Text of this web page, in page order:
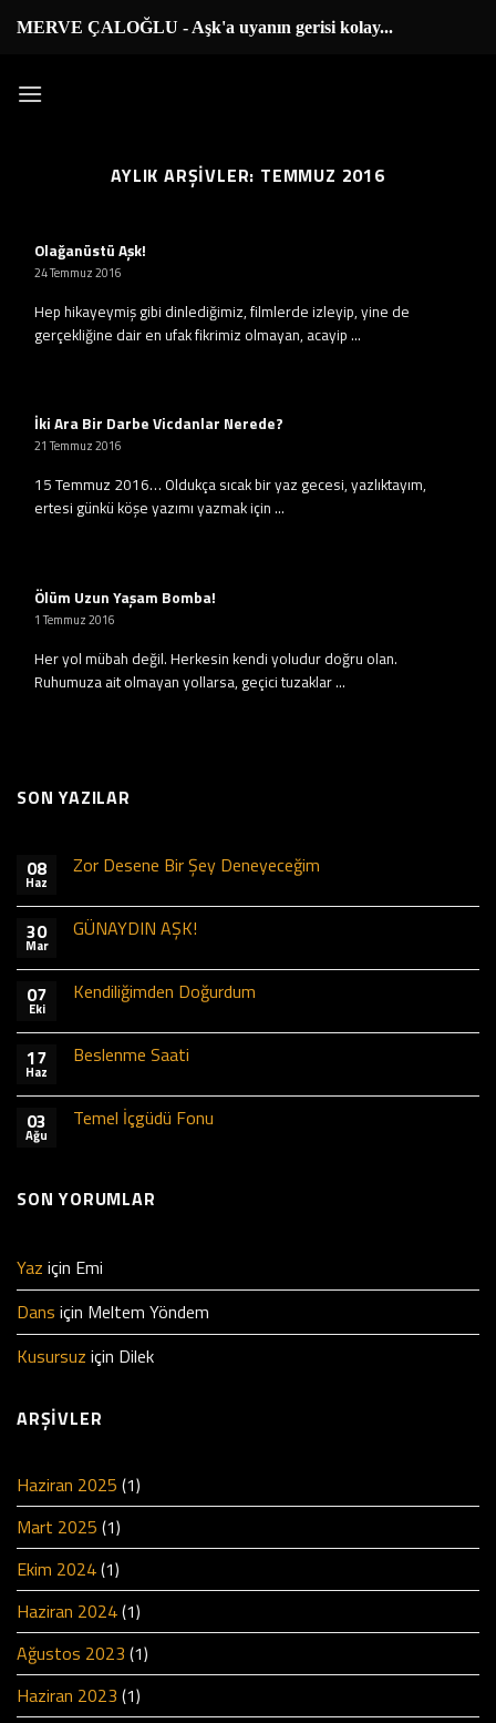
atlaMERVE ÇALOĞLU - Aşk'a uyanın gerisi kolay...
AYLIK ARŞIVLER: TEMMUZ 2016
Olağanüstü Aşk!
24 Temmuz 2016
Hep hikayeymiş gibi dinlediğimiz, filmlerde izleyip, yine de
gerçekliğine dair en ufak fikrimiz olmayan, acayip ...
İki Ara Bir Darbe Vicdanlar Nerede?
21 Temmuz 2016
15 Temmuz 2016… Oldukça sıcak bir yaz gecesi, yazlıktayım,
ertesi günkü köşe yazımı yazmak için ...
Ölüm Uzun Yaşam Bomba!
1 Temmuz 2016
Her yol mübah değil. Herkesin kendi yoludur doğru olan.
Ruhumuza ait olmayan yollarsa, geçici tuzaklar ...
SON YAZILAR
08
Haz
Zor Desene Bir Şey Deneyeceğim
30
Mar
GÜNAYDIN AŞK!
07
Eki
Kendiliğimden Doğurdum
17
Haz
Beslenme Saati
03
Ağu
Temel İçgüdü Fonu
SON YORUMLAR
Yaz için Emi
Dans için Meltem Yöndem
Kusursuz için Dilek
ARŞIVLER
Haziran 2025 (1)
Mart 2025 (1)
Ekim 2024(1)
Haziran 2024(1)
Ağustos 2023 (1)
Haziran 2023 (1)